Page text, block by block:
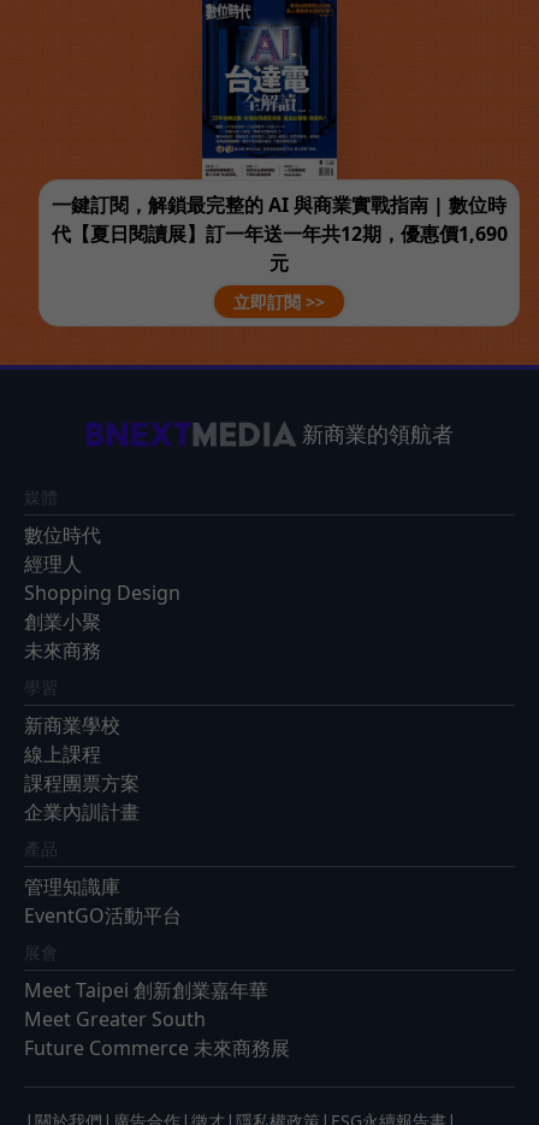
一鍵訂閱，解鎖最完整的 AI 與商業實戰指南 | 數位時
代【夏日閱讀展】訂一年送一年共12期，優惠價1,690
元
立即訂閱 >>
新商業的領航者
媒體
數位時代
經理人
Shopping Design
創業小聚
未來商務
學習
新商業學校
線上課程
課程團票方案
企業內訓計畫
產品
管理知識庫
EventGO活動平台
展會
Meet Taipei 創新創業嘉年華
Meet Greater South
Future Commerce 未來商務展